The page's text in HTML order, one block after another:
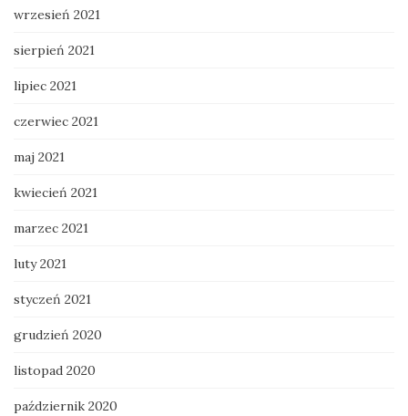
wrzesień 2021
sierpień 2021
lipiec 2021
czerwiec 2021
maj 2021
kwiecień 2021
marzec 2021
luty 2021
styczeń 2021
grudzień 2020
listopad 2020
październik 2020